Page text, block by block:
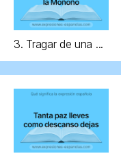
3. Tragar de una ...